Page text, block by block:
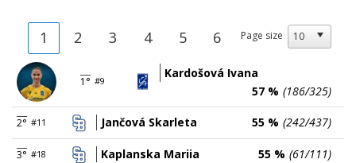
1 2 3 4 5 6 Page size
1° #9
Kardošová Ivana
57 % (186/325)
2° #11 Jančová Skarleta 55 % (242/437)
3° #18 Kaplanska Mariia 55 % (61/111)